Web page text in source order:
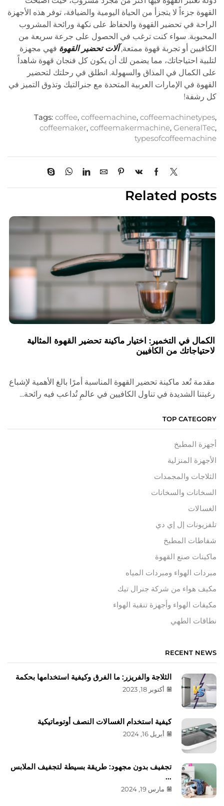
القهوة جزءاً لا يتجزأ من الحياة اليومية والضيافة، توفر هذه الأجهزة
الراحة في تحضير القهوة والحفاظ على نكهة ورائحة المشروب
المحبوبة. سواء كنت ترغب في الحصول على جرعة سريعة من
الكافيين أو تجربة قهوة ممتعة,آلات تحضير القهوة فهي مجهزة
لتلبية احتياجاتك، مما يضمن لك أن يكون كل فنجان قهوة شاهداً
على الكمال في المذاق والسهولة. انطلق في رحلتك لتحضير
القهوة في الإمارات العربية المتحدة مع جنرالتيك وتذوق التميز في
كل رشفة!
Tags: coffee, coffeemachine, coffeemachinetypes,
coffeemaker, coffeemakermachine, GeneralTec,
typesofcoffeemachine
Related posts
الكمال في التخمير: اختيار ماكينة تحضير القهوة المثالية
لاحتياجاتك من الكافيين
مقدمة تُعد ماكينة تحضير القهوة المناسبة أمرًا بالغ الأهمية لإشباع
رغبتنا الشديدة في تناول الكافيين في عالمٍ تُداعب فيه رائحة...
TOP CATEGORY
أجهزة المطبخ
الأجهزة المنزلية
الثلاجات والمجمدات
السخانات والسخانات
الغسالات
تلفزيونات إل إي دي
شفاطات المطبخ
ماكينات صنع القهوة
مبردات الهواء ومبردات المياه
مكيف هواء من شركة جنرال تيك
مكيفات الهواء وأجهزة تنقية الهواء
نطاقات الطهي
RECENT NEWS
الثلاجة والفريزر: ما الفرق وكيفية استخدامها بحكمة
أكتوبر 18, 2023
كيفية استخدام الغسالات النصف أوتوماتيكية
أبريل 16, 2024
تجفيف بدون مجهود: طريقة بسيطة لتجفيف الملابس
...
مارس 19, 2024